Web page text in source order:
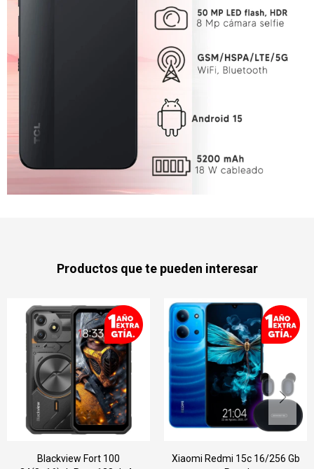
Productos que te pueden interesar
Xiaomi Redmi 15c 16/256 Gb
Samsung A17 6/